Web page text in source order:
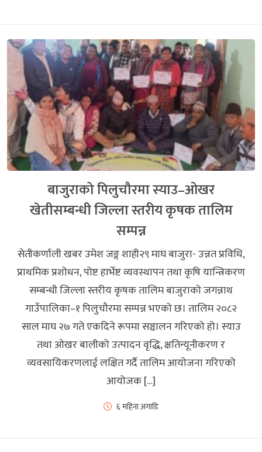
बाजुराको पिलुचौरमा स्याउ–ओखर
खेतीसम्बन्धी जिल्ला स्तरीय कृषक तालिम
सम्पन्न
सेतीकर्णाली खबर उमेश जङ्ग शाही२९ माघ बाजुरा- उन्नत प्रविधि,
प्राथमिक प्रशोधन, पोष्ट हार्भेष्ट व्यवस्थापन तथा कृषि यान्त्रिकरण
सम्बन्धी जिल्ला स्तरीय कृषक तालिम बाजुराको जगन्नाथ
गाउँपालिका–१ पिलुचौरमा सम्पन्न भएको छ। तालिम २०८२
साल माघ २७ गते एकदिने रूपमा सञ्चालन गरिएको हो। स्याउ
तथा ओखर बालीको उत्पादन वृद्धि, क्षतिन्यूनीकरण र
व्यवसायिकरणलाई लक्षित गर्दै तालिम आयोजना गरिएको
आयोजक […]
६ महिना अगाडि